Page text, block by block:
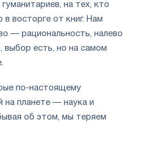
на тех, кто
в восторге от книг. Нам
— рациональность, налево
выбор есть, но на самом
по-настоящему
планете — наука и
об этом, мы теряем